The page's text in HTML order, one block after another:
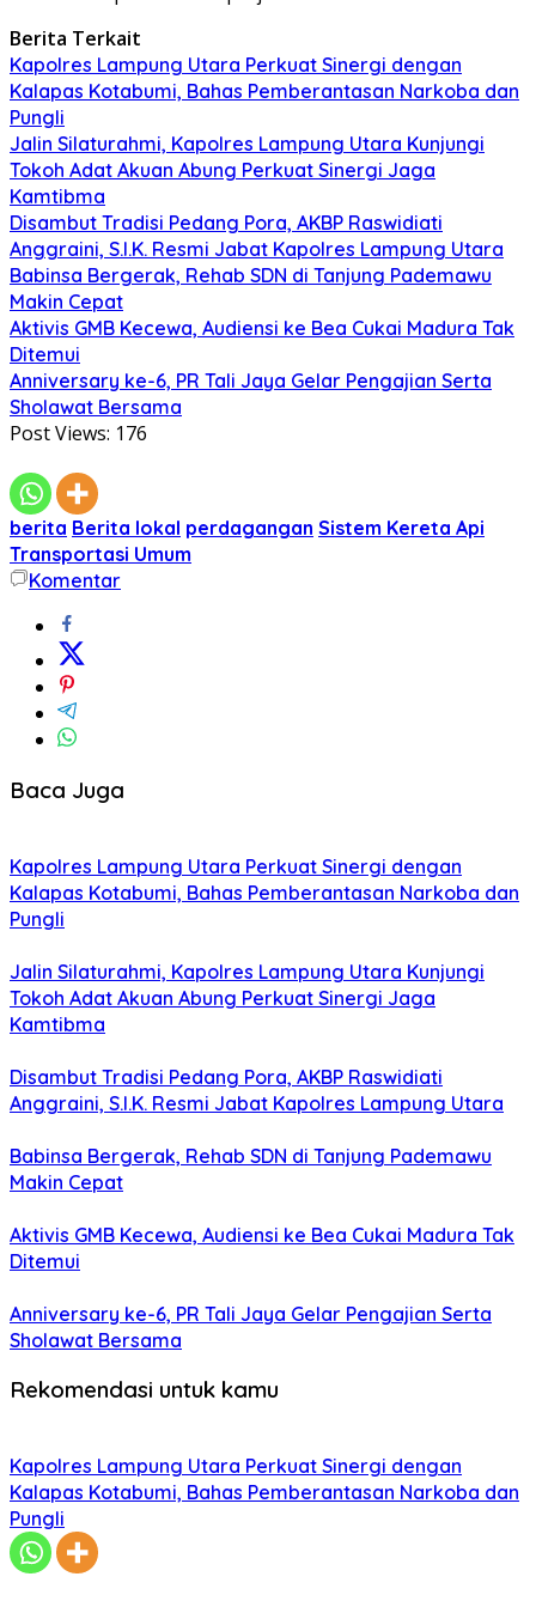
Berita Terkait
Kapolres Lampung Utara Perkuat Sinergi dengan
Kalapas Kotabumi, Bahas Pemberantasan Narkoba dan
Pungli
Jalin Silaturahmi, Kapolres Lampung Utara Kunjungi
Tokoh Adat Akuan Abung Perkuat Sinergi Jaga
Kamtibma
Disambut Tradisi Pedang Pora, AKBP Raswidiati
Anggraini, S.I.K. Resmi Jabat Kapolres Lampung Utara
Babinsa Bergerak, Rehab SDN di Tanjung Pademawu
Makin Cepat
Aktivis GMB Kecewa, Audiensi ke Bea Cukai Madura Tak
Ditemui
Anniversary ke-6, PR Tali Jaya Gelar Pengajian Serta
Sholawat Bersama
Post Views: 176
berita Berita lokal perdagangan Sistem Kereta Api
Transportasi Umum
Komentar
Baca Juga
Kapolres Lampung Utara Perkuat Sinergi dengan
Kalapas Kotabumi, Bahas Pemberantasan Narkoba dan
Pungli
Jalin Silaturahmi, Kapolres Lampung Utara Kunjungi
Tokoh Adat Akuan Abung Perkuat Sinergi Jaga
Kamtibma
Disambut Tradisi Pedang Pora, AKBP Raswidiati
Anggraini, S.I.K. Resmi Jabat Kapolres Lampung Utara
Babinsa Bergerak, Rehab SDN di Tanjung Pademawu
Makin Cepat
Aktivis GMB Kecewa, Audiensi ke Bea Cukai Madura Tak
Ditemui
Anniversary ke-6, PR Tali Jaya Gelar Pengajian Serta
Sholawat Bersama
Rekomendasi untuk kamu
Kapolres Lampung Utara Perkuat Sinergi dengan
Kalapas Kotabumi, Bahas Pemberantasan Narkoba dan
Pungli